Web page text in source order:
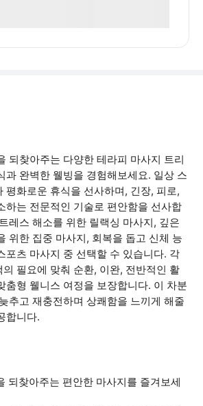
되찾아주는 다양한 테라피 마사지 트리
과 완벽한 웰빙을 경험해보세요. 일상 스
평화로운 휴식을 선사하며, 긴장, 피로,
하는 전문적인 기술로 편안함을 선사합
레스 해소를 위한 릴랙싱 마사지, 깊은
위한 집중 마사지, 회복을 돕고 신체 능
포츠 마사지 중 선택할 수 있습니다. 각
필요에 맞춰 순환, 이완, 전반적인 활
춤형 웰니스 여정을 보장합니다. 이 차분
추고 재충전하며 상쾌함을 느끼게 해줄
합니다.
되찾아주는 편안한 마사지를 즐겨보세